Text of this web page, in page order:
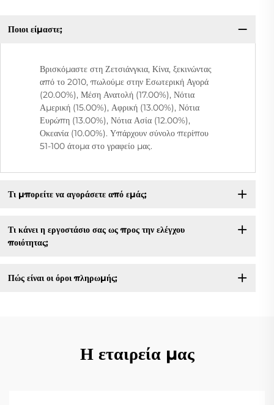
Ποιοι είμαστε;
Βρισκόμαστε στη Ζετσιάνγκια, Κίνα, ξεκινώντας
από το 2010, πωλούμε στην Εσωτερική Αγορά
(20.00%), Μέση Ανατολή (17.00%), Νότια
Αμερική (15.00%), Αφρική (13.00%), Νότια
Ευρώπη (13.00%), Νότια Ασία (12.00%),
Οκεανία (10.00%). Υπάρχουν σύνολο περίπου
51-100 άτομα στο γραφείο μας.
Τι μπορείτε να αγοράσετε από εμάς;
Τι κάνει η εργοστάσιο σας ως προς την ελέγχου
ποιότητας;
Πώς είναι οι όροι πληρωμής;
Η εταιρεία μας